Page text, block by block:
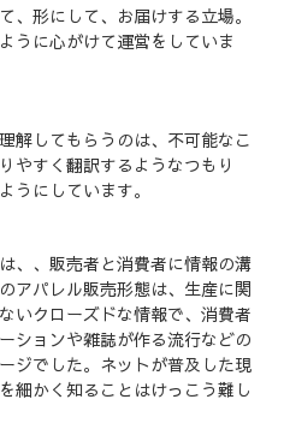
、形にして、お届けする立場。
うに心がけて運営をしていま
解してもらうのは、不可能なこ
やすく翻訳するようなつもり
うにしています。
、、販売者と消費者に情報の溝
アパレル販売形態は、生産に関
いクローズドな情報で、消費者
ションや雑誌が作る流行などの
ジでした。ネットが普及した現
細かく知ることはけっこう難し